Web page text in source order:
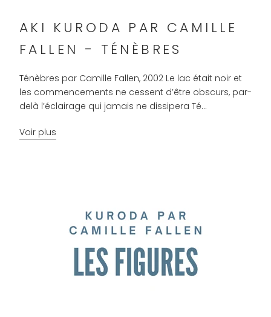
AKI KURODA PAR CAMILLE
FALLEN - TÉNÈBRES
Ténèbres par Camille Fallen, 2002 Le lac était noir et
les commencements ne cessent d’être obscurs, par-
delà l’éclairage qui jamais ne dissipera Té...
Voir plus